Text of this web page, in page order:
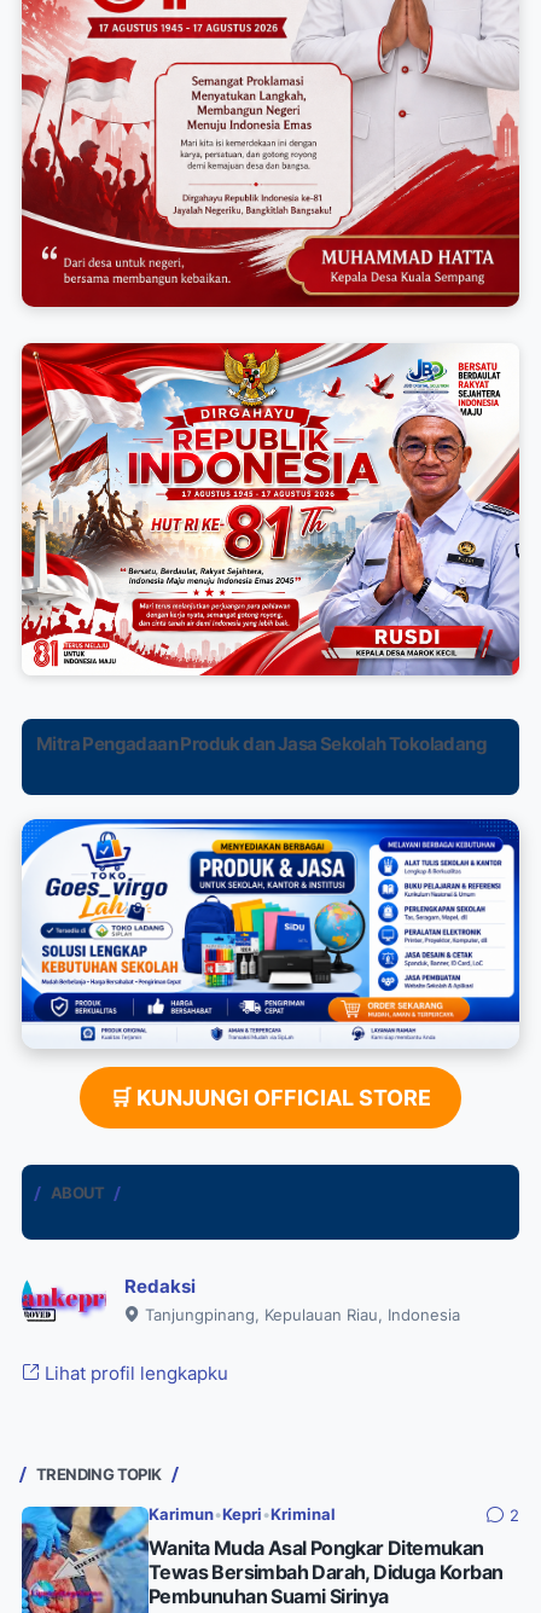
Mitra Pengadaan Produk dan Jasa Sekolah Tokoladang
🛒 KUNJUNGI OFFICIAL STORE
ABOUT
Redaksi
Tanjungpinang, Kepulauan Riau, Indonesia
Lihat profil lengkapku
TRENDING TOPIK
Karimun•Kepri •Kriminal 2
Wanita Muda Asal Pongkar Ditemukan
Tewas Bersimbah Darah, Diduga Korban
Pembunuhan Suami Sirinya